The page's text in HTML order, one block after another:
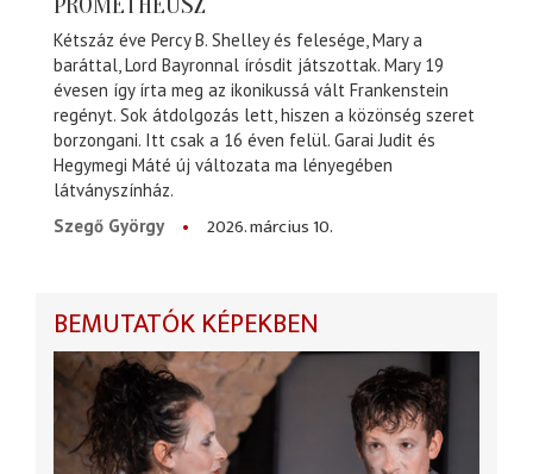
Kétszáz éve Percy B. Shelley és felesége, Mary a
baráttal, Lord Bayronnal írósdit játszottak. Mary 19
évesen így írta meg az ikonikussá vált Frankenstein
regényt. Sok átdolgozás lett, hiszen a közönség szeret
borzongani. Itt csak a 16 éven felül. Garai Judit és
Hegymegi Máté új változata ma lényegében
látványszínház.
Szegő György
2026. március 10.
BEMUTATÓK KÉPEKBEN